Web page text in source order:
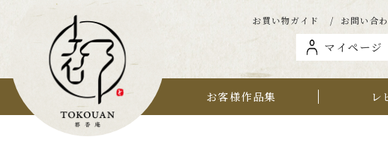
お買い物ガイド お問い合
マイページ
お客様作品集 レ